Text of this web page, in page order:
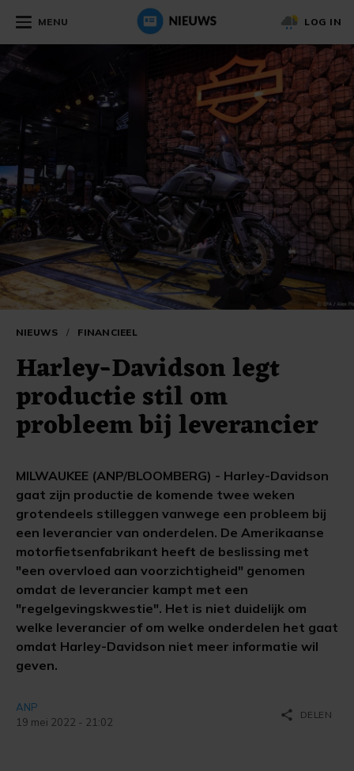
MENU LOG IN
NIEUWS / FINANCIEEL
Harley-Davidson legt
productie stil om
probleem bij leverancier
MILWAUKEE (ANP/BLOOMBERG) - Harley-Davidson
gaat zijn productie de komende twee weken
grotendeels stilleggen vanwege een probleem bij
een leverancier van onderdelen. De Amerikaanse
motorfietsenfabrikant heeft de beslissing met
"een overvloed aan voorzichtigheid" genomen
omdat de leverancier kampt met een
"regelgevingskwestie". Het is niet duidelijk om
welke leverancier of om welke onderdelen het gaat
omdat Harley-Davidson niet meer informatie wil
geven.
ANP
19 mei 2022 - 21:02
share DELEN